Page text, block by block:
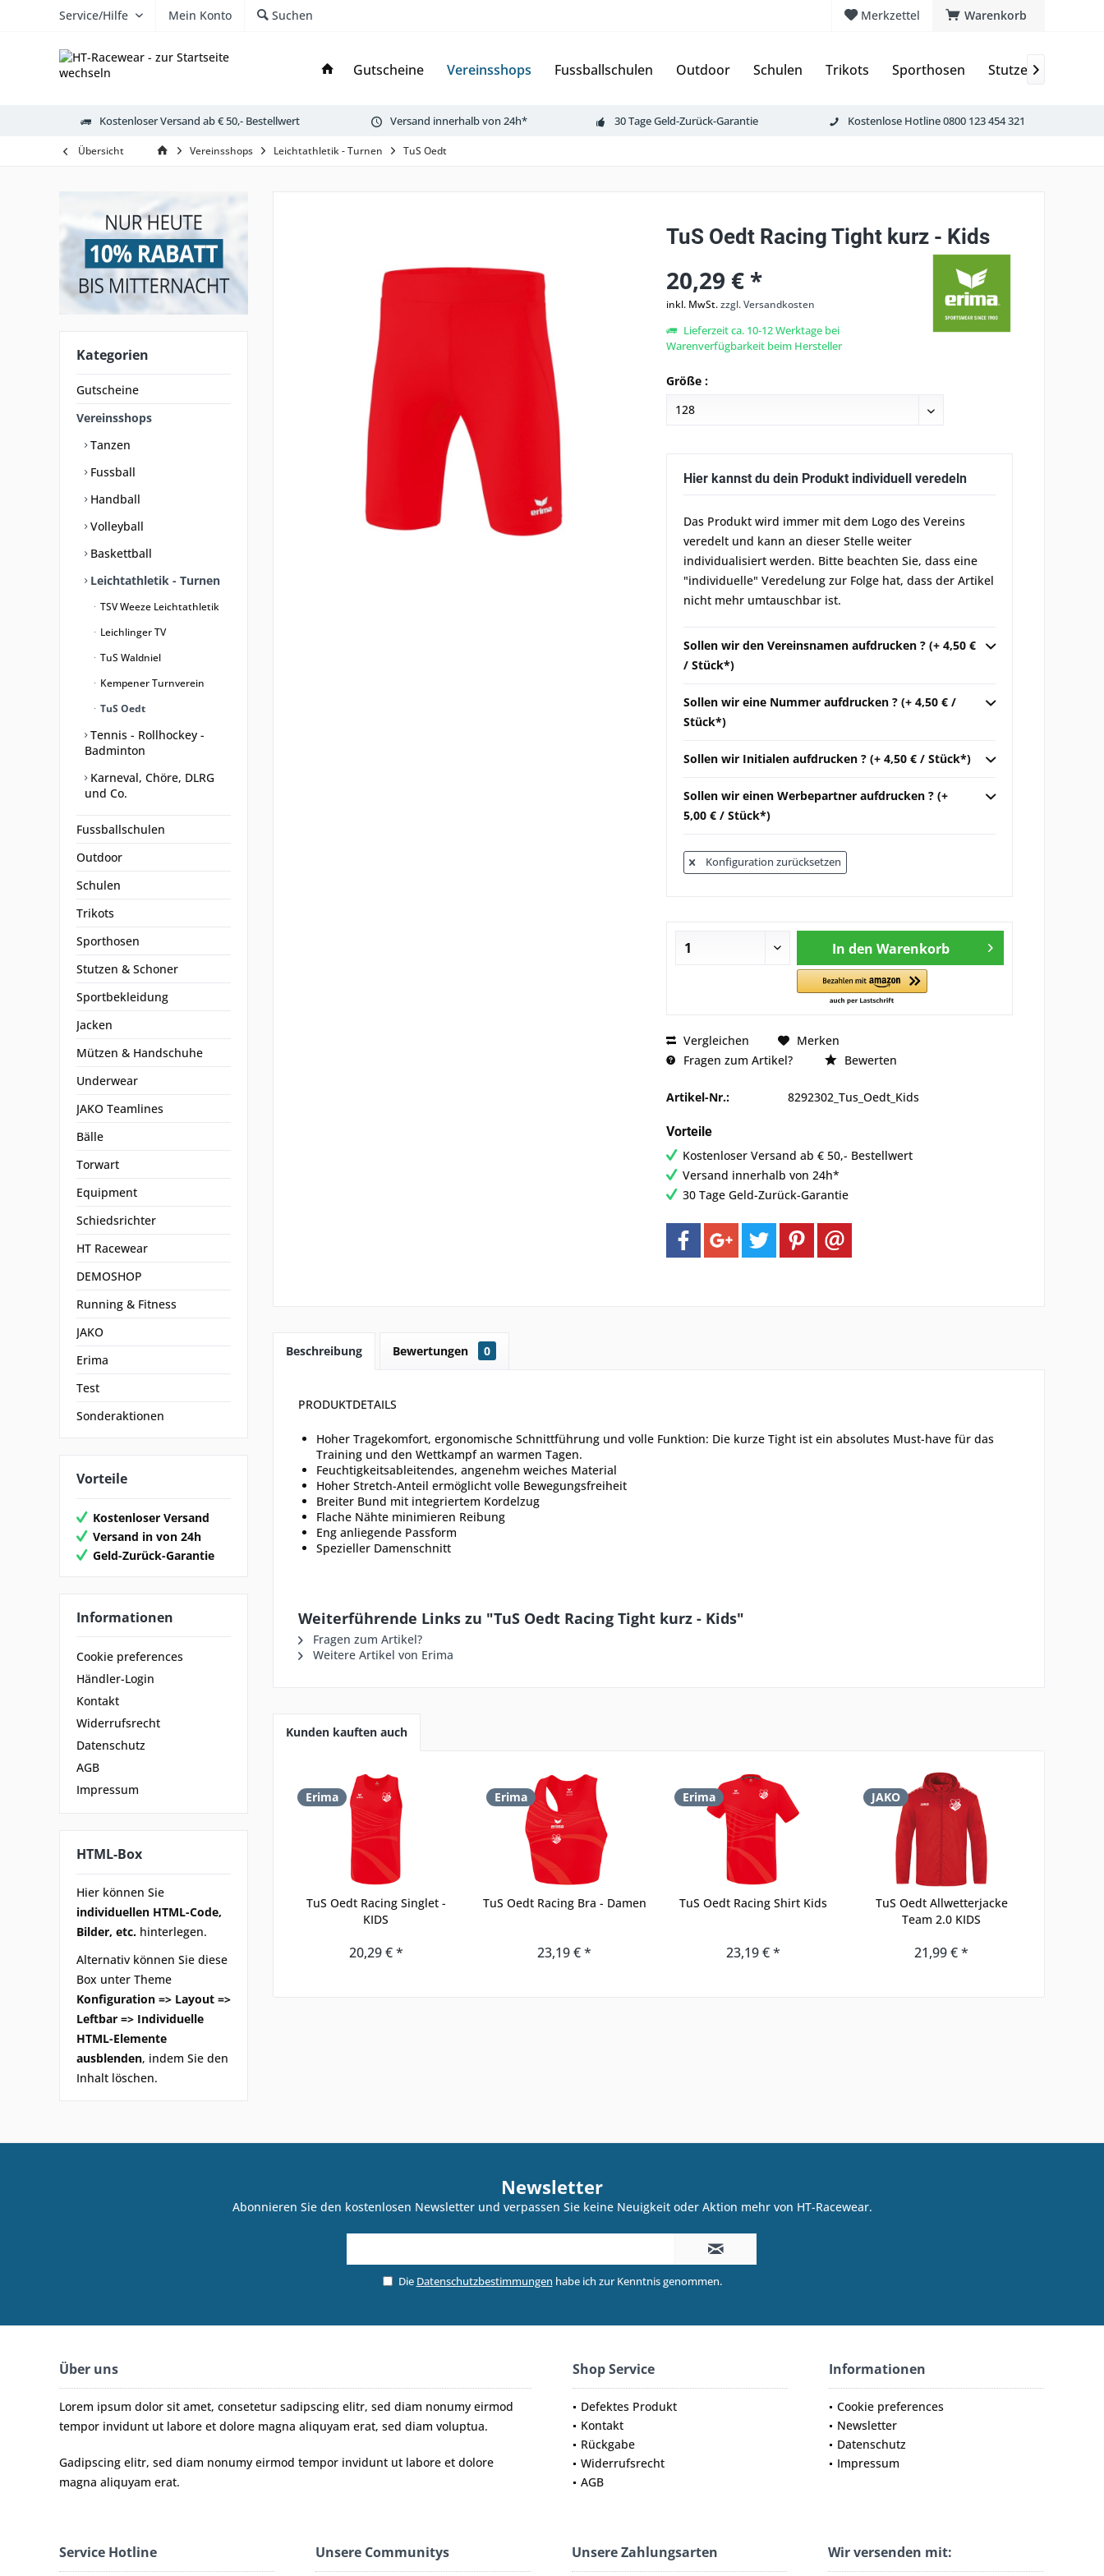
Warenkorb
Merkzettel
Service/Hilfe Mein Konto Suchen
Gutscheine Vereinsshops Fussballschulen Outdoor Schulen Trikots Sporthosen Stutzen & Schoner

Kostenloser Versand ab € 50,- Bestellwert Versand innerhalb von 24h* 30 Tage Geld-Zurück-Garantie Kostenlose Hotline 0800 123 454 321
Übersicht Vereinsshops Leichtathletik - Turnen TuS Oedt
Kategorien
Gutscheine
Vereinsshops
Tanzen
Fussball
Handball
Volleyball
Baskettball
Leichtathletik - Turnen
TSV Weeze Leichtathletik
Leichlinger TV
TuS Waldniel
Kempener Turnverein
TuS Oedt
Tennis - Rollhockey -
Badminton
Karneval, Chöre, DLRG
und Co.
Fussballschulen
Outdoor
Schulen
Trikots
Sporthosen
Stutzen & Schoner
Sportbekleidung
Jacken
Mützen & Handschuhe
Underwear
JAKO Teamlines
Bälle
Torwart
Equipment
Schiedsrichter
HT Racewear
DEMOSHOP
Running & Fitness
JAKO
Erima
Test
Sonderaktionen
Vorteile
Kostenloser Versand
Versand in von 24h
Geld-Zurück-Garantie
Informationen
Cookie preferences
Händler-Login
Kontakt
Widerrufsrecht
Datenschutz
AGB
Impressum
HTML-Box
Hier können Sie
individuellen HTML-Code,
Bilder, etc. hinterlegen.
Alternativ können Sie diese
Box unter Theme
Konfiguration => Layout =>
Leftbar => Individuelle
HTML-Elemente
ausblenden, indem Sie den
Inhalt löschen.
TuS Oedt Racing Tight kurz - Kids
20,29 € *
inkl. MwSt.zzgl. Versandkosten
Lieferzeit ca. 10-12 Werktage bei
Warenverfügbarkeit beim Hersteller
Größe :
Hier kannst du dein Produkt individuell veredeln
Das Produkt wird immer mit dem Logo des Vereins
veredelt und kann an dieser Stelle weiter
individualisiert werden. Bitte beachten Sie, dass eine
"individuelle" Veredelung zur Folge hat, dass der Artikel
nicht mehr umtauschbar ist.
Sollen wir den Vereinsnamen aufdrucken ? (+ 4,50 €
/ Stück*)
Sollen wir eine Nummer aufdrucken ? (+ 4,50 € /
Stück*)
Sollen wir Initialen aufdrucken ? (+ 4,50 € / Stück*)
Sollen wir einen Werbepartner aufdrucken ? (+
5,00 € / Stück*)
Konfiguration zurücksetzen
In den Warenkorb
Vergleichen
Merken
Fragen zum Artikel?
Bewerten
Artikel-Nr.: 8292302_Tus_Oedt_Kids
Vorteile
Kostenloser Versand ab € 50,- Bestellwert
Versand innerhalb von 24h*
30 Tage Geld-Zurück-Garantie
Beschreibung Bewertungen 0
PRODUKTDETAILS
Hoher Tragekomfort, ergonomische Schnittführung und volle Funktion: Die kurze Tight ist ein absolutes Must-have für das
Training und den Wettkampf an warmen Tagen.
Feuchtigkeitsableitendes, angenehm weiches Material
Hoher Stretch-Anteil ermöglicht volle Bewegungsfreiheit
Breiter Bund mit integriertem Kordelzug
Flache Nähte minimieren Reibung
Eng anliegende Passform
Spezieller Damenschnitt
Weiterführende Links zu "TuS Oedt Racing Tight kurz - Kids"
Fragen zum Artikel?
Weitere Artikel von Erima
Kunden kauften auch
Erima
TuS Oedt Racing Singlet -
KIDS
20,29 € *
Erima
TuS Oedt Racing Bra - Damen
23,19 € *
Erima
TuS Oedt Racing Shirt Kids
23,19 € *
JAKO
TuS Oedt Allwetterjacke
Team 2.0 KIDS
21,99 € *
Newsletter
Abonnieren Sie den kostenlosen Newsletter und verpassen Sie keine Neuigkeit oder Aktion mehr von HT-Racewear.
Die Datenschutzbestimmungen habe ich zur Kenntnis genommen.
Über uns
Lorem ipsum dolor sit amet, consetetur sadipscing elitr, sed diam nonumy eirmod
tempor invidunt ut labore et dolore magna aliquyam erat, sed diam voluptua.
Gadipscing elitr, sed diam nonumy eirmod tempor invidunt ut labore et dolore
magna aliquyam erat.
Shop Service
Defektes Produkt
Kontakt
Rückgabe
Widerrufsrecht
AGB
Informationen
Cookie preferences
Newsletter
Datenschutz
Impressum
Service Hotline Unsere Communitys Unsere Zahlungsarten Wir versenden mit: